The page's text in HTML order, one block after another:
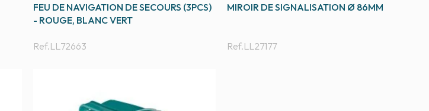
FEU DE NAVIGATION DE SECOURS (3PCS)
- ROUGE, BLANC VERT
Ref.LL72663
MIROIR DE SIGNALISATION Ø 86MM
Ref.LL27177